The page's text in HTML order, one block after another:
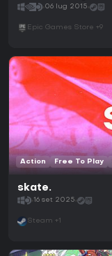
06 lug 2015
Epic Games Store +9
Action Free To Play
skate.
16 set 2025
Steam +1